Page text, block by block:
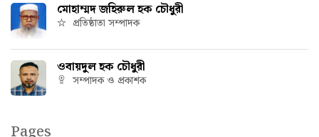
মোহাম্মদ জহিরুল হক চৌধুরী
প্রতিষ্ঠাতা সম্পাদক
ওবায়দুল হক চৌধুরী
সম্পাদক ও প্রকাশক
Pages